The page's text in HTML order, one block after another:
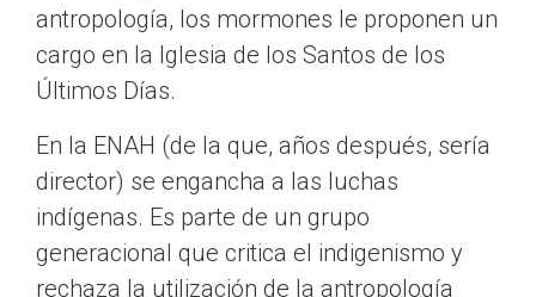
antropología, los mormones le proponen un
cargo en la Iglesia de los Santos de los
Últimos Días.
En la ENAH (de la que, años después, sería
director) se engancha a las luchas
indígenas. Es parte de un grupo
generacional que critica el indigenismo y
rechaza la utilización de la antropología